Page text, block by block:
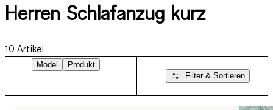
Herren Schlafanzug kurz
10 Artikel
Model
Produkt
Filter & Sortieren